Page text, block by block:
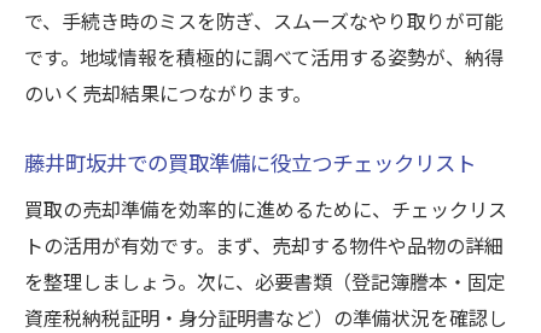
で、手続き時のミスを防ぎ、スムーズなやり取りが可能
です。地域情報を積極的に調べて活用する姿勢が、納得
のいく売却結果につながります。
藤井町坂井での買取準備に役立つチェックリスト
買取の売却準備を効率的に進めるために、チェックリス
トの活用が有効です。まず、売却する物件や品物の詳細
を整理しましょう。次に、必要書類（登記簿謄本・固定
資産税納税証明・身分証明書など）の準備状況を確認し